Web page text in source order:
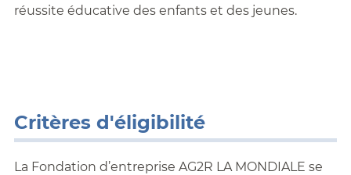
réussite éducative des enfants et des jeunes.
Critères d'éligibilité
La Fondation d’entreprise AG2R LA MONDIALE se